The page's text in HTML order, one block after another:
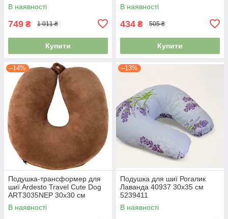
В наявності
749 ₴ 1 011 ₴
Купити
В наявності
434 ₴ 505 ₴
Купити
–14%
Подушка-трансформер для
шиї Ardesto Travel Сute Dog
ART3035NEP 30х30 см
коричнева 5211670
В наявності
–13%
Подушка для шиї Рогалик
Лаванда 40937 30х35 см
5239411
В наявності